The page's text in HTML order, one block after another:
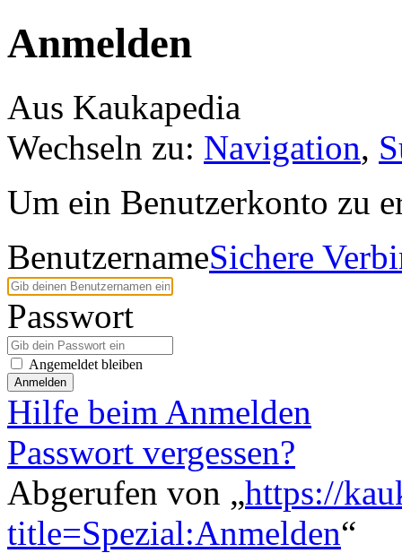
Anmelden
Aus Kaukapedia
Wechseln zu: Navigation,
Um ein Benutzerkonto zu
BenutzernameSichere
Passwort
Angemeldet bleiben
Anmelden
Hilfe beim Anmelden
Passwort vergessen?
Abgerufen von „https://
title=Spezial:Anmelden“